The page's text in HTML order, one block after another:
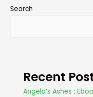
Search
Recent
Angela’s Ashes :